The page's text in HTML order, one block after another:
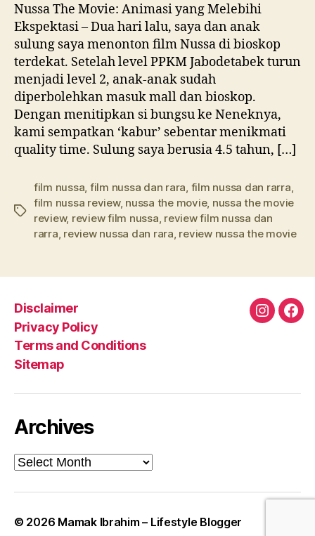
Nussa The Movie: Animasi yang Melebihi
Ekspektasi – Dua hari lalu, saya dan anak
sulung saya menonton film Nussa di bioskop
terdekat. Setelah level PPKM Jabodetabek turun
menjadi level 2, anak-anak sudah
diperbolehkan masuk mall dan bioskop.
Dengan menitipkan si bungsu ke Neneknya,
kami sempatkan ‘kabur’ sebentar menikmati
quality time. Sulung saya berusia 4.5 tahun, […]
Tags
film nussa film nussa dan rara film nussa dan rarra
film nussa review, nussa the movie, nussa the movie
review, review film nussa review film nussa dan
rarra review nussa dan rara review nussa the movie
Disclaimer
Privacy Policy
Terms and Conditions
Sitemap
Archives
Archives
© 2026 Mamak Ibrahim – Lifestyle Blogger